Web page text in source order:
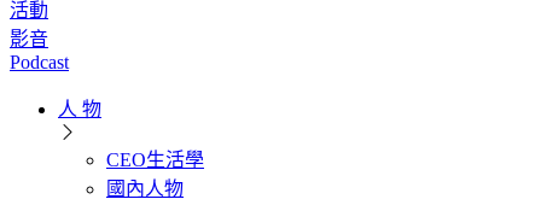
活動
影音
Podcast
人 物
CEO生活學
國內人物